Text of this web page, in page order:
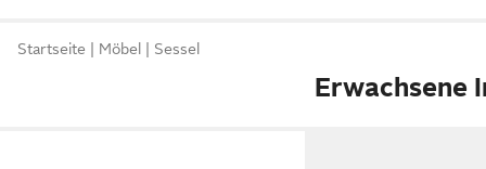
Startseite Möbel Sessel
Erwachsene